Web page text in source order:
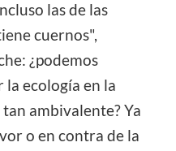
las de las
cuernos",
¿podemos
ecología en la
ambivalente? Ya
o en contra de la